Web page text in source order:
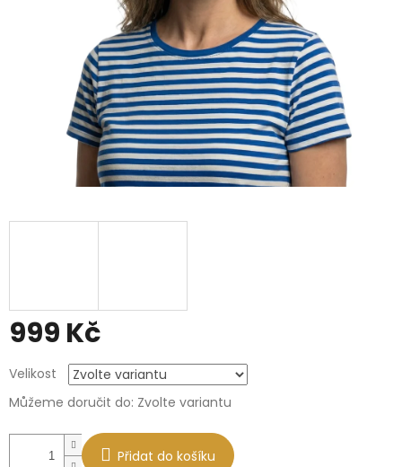
999 Kč
cena:
Velikost
Můžeme doručit do: Zvolte variantu
Přidat do košíku